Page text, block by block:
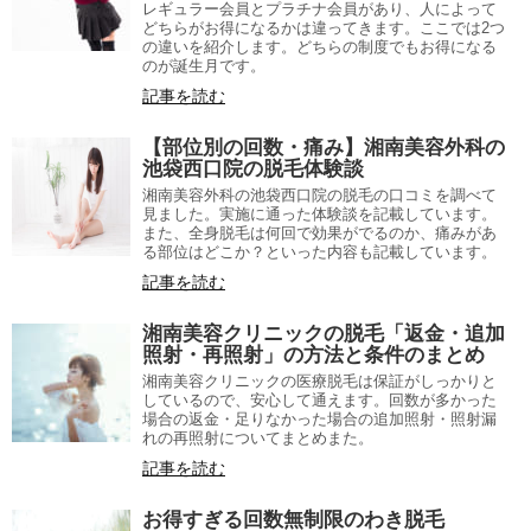
レギュラー会員とプラチナ会員があり、人によって
どちらがお得になるかは違ってきます。ここでは2つ
の違いを紹介します。どちらの制度でもお得になる
のが誕生月です。
記事を読む
【部位別の回数・痛み】湘南美容外科の
池袋西口院の脱毛体験談
湘南美容外科の池袋西口院の脱毛の口コミを調べて
見ました。実施に通った体験談を記載しています。
また、全身脱毛は何回で効果がでるのか、痛みがあ
る部位はどこか？といった内容も記載しています。
記事を読む
湘南美容クリニックの脱毛「返金・追加
照射・再照射」の方法と条件のまとめ
湘南美容クリニックの医療脱毛は保証がしっかりと
しているので、安心して通えます。回数が多かった
場合の返金・足りなかった場合の追加照射・照射漏
れの再照射についてまとめまた。
記事を読む
お得すぎる回数無制限のわき脱毛